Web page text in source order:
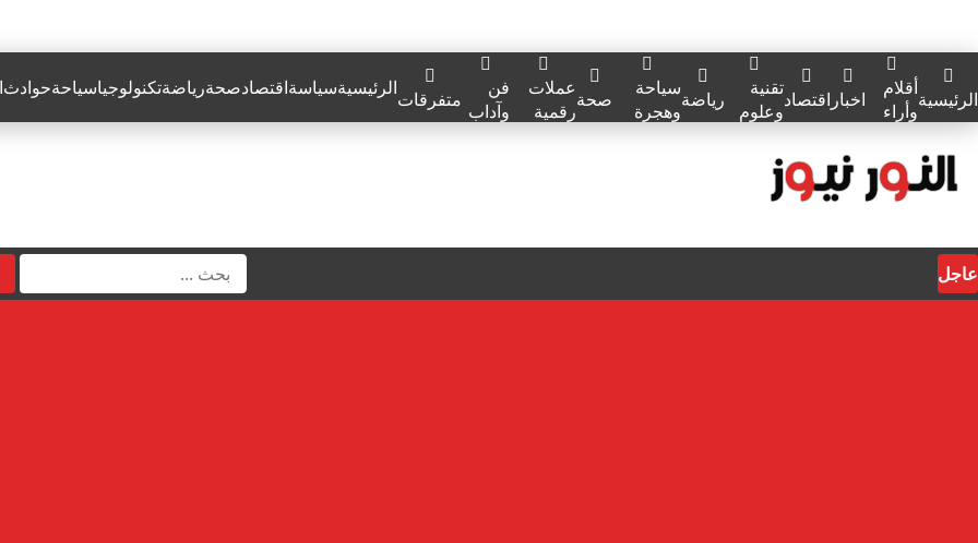
الرئيسيةأقلام
وأراء
اخبار اقتصادتقنية
وعلوم
رياضةسياحة
وهجرة
صحةعملات
رقمية
فن
وآداب متفرقاتالرئيسيةسياسةاقتصادصحةرياضةتكنولوجياسياحةحوادث
عاجل